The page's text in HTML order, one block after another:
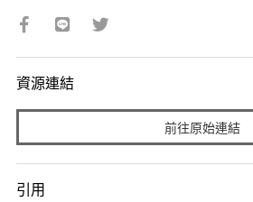
資源連結
前往原始連結
引用